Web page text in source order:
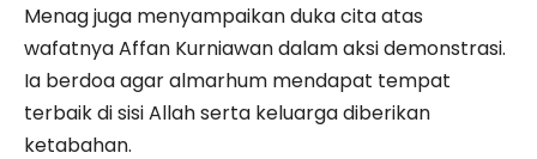
Menag juga menyampaikan duka cita atas
wafatnya Affan Kurniawan dalam aksi demonstrasi.
Ia berdoa agar almarhum mendapat tempat
terbaik di sisi Allah serta keluarga diberikan
ketabahan.